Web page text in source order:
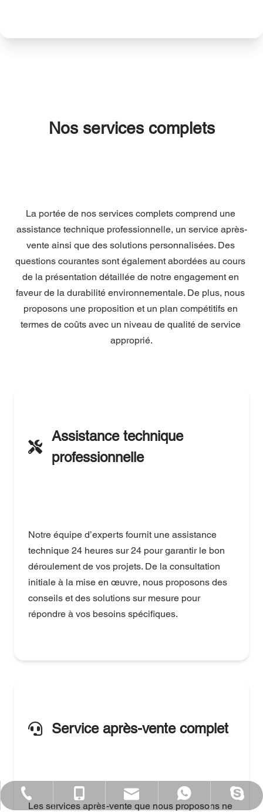
Nos services complets
La portée de nos services complets comprend une
assistance technique professionnelle, un service après-
vente ainsi que des solutions personnalisées. Des
questions courantes sont également abordées au cours
de la présentation détaillée de notre engagement en
faveur de la durabilité environnementale. De plus, nous
proposons une proposition et un plan compétitifs en
termes de coûts avec un niveau de qualité de service
approprié.
Assistance technique
professionnelle
Notre équipe d’experts fournit une assistance
technique 24 heures sur 24 pour garantir le bon
déroulement de vos projets. De la consultation
initiale à la mise en œuvre, nous proposons des
conseils et des solutions sur mesure pour
répondre à vos besoins spécifiques.
Service après-vente complet
Les services après-vente que nous proposons ne
+86-577-86377127
+ 15858586899
sales@sincosteel.com
+86 15858586899
sincosteel